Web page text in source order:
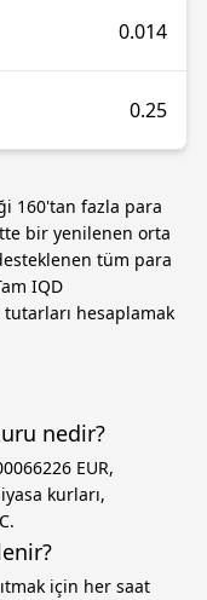
0.014
0.25
160'tan fazla para
bir yenilenen orta
tüm para
IQD
hesaplamak
nedir?
EUR,
kurları,
için her saat